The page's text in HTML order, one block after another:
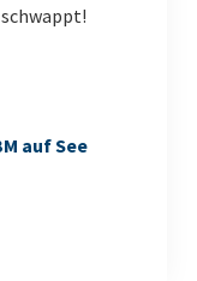
auf See